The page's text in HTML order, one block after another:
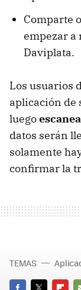
Comparte
empezar a
Daviplata.
Los usuarios
aplicación de
luego
datos serán
solamente
confirmar la
TEMAS